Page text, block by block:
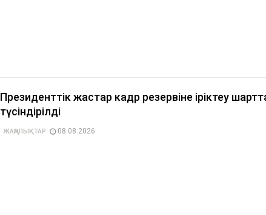
Президенттік жастар кадр резервіне іріктеу
түсіндірілді
ЖАҢАЛЫҚТАР 08.08.2026